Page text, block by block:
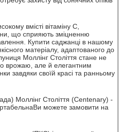
вмісті вітаміну С,
що сприяють зміцненню
Купити саджанці в нашому
матеріалу, адаптованого до
Моллінг Століття стане не
врожаю, але й елегантним
завдяки своїй красі та ранньому
Моллінг Століття (Centenary) -
можете замовити на